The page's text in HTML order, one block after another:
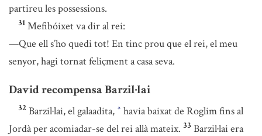
partireu les possessions.
31 Mefibóixet va dir al rei:
—Que ell s’ho quedi tot! En tinc prou que el rei, el meu
senyor, hagi tornat feliçment a casa seva.
David recompensa Barzil·lai
32 Barzil·lai, el galaadita, * havia baixat de Roglim fins al
Jordà per acomiadar-se del rei allà mateix. 33 Barzil·lai era